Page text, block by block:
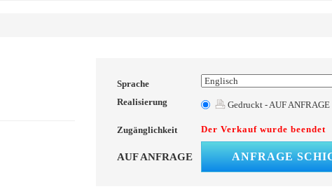
Sprache
Realisierung
Gedruckt - AUF ANFRAGE
Zugänglichkeit Der Verkauf wurde beendet
AUF ANFRAGE ANFRAGE